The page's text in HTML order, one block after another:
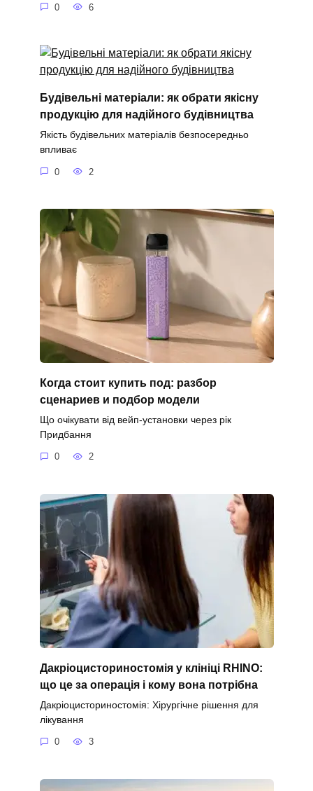
0 6
Будівельні матеріали: як обрати якісну
продукцію для надійного будівництва
Якість будівельних матеріалів безпосередньо
впливає
0 2
Когда стоит купить под: разбор
сценариев и подбор модели
Що очікувати від вейп-установки через рік
Придбання
0 2
Дакріоцисториностомія у клініці RHINO:
що це за операція і кому вона потрібна
Дакріоцисториностомія: Хірургічне рішення для
лікування
0 3